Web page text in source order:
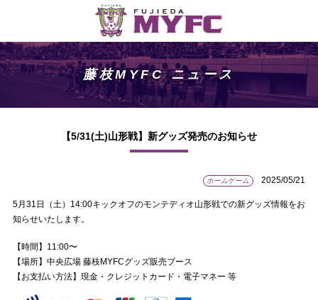
藤枝MYFC ニュース
【5/31(土)山形戦】新グッズ発売のお知らせ
ホームゲーム 2025/05/21
5月31日（土）14:00キックオフのモンテディオ山形戦での新グッズ情報をお
知らせいたします。
【時間】11:00〜
【場所】中央広場 藤枝MYFCグッズ販売ブース
【お支払い方法】現金・クレジットカード・電子マネー 等